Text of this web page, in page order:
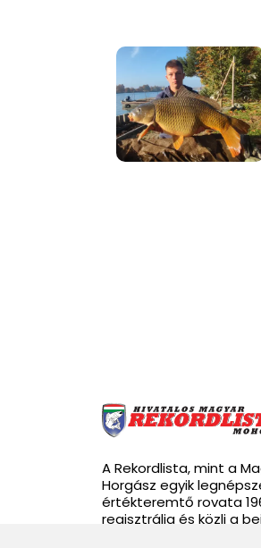
A Rekordlista, mint a
Horgász egyik
értékteremtő rovata
regisztrálja és közli a